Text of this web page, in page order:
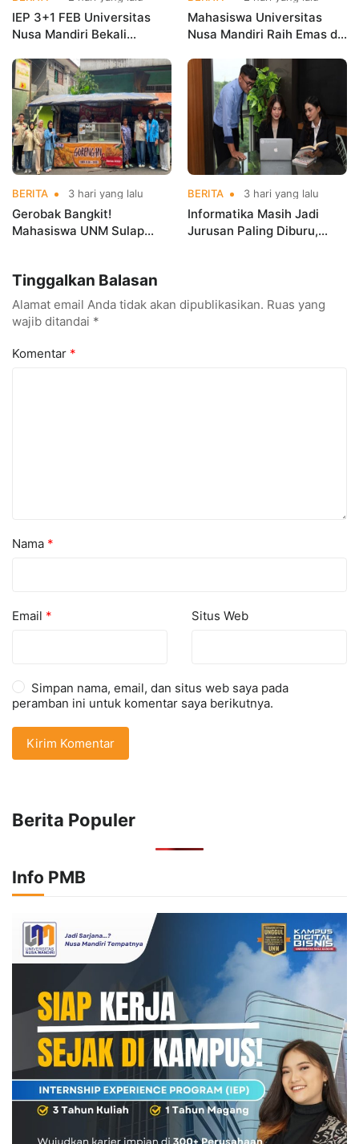
IEP 3+1 FEB Universitas
Nusa Mandiri Bekali
Kerja Sebelum Lulus
Mahasiswa Universitas
Nusa Mandiri Raih Emas di
Indonesia Open
Championships 2026
BERITA 3 hari yang lalu
Gerobak Bangkit!
Mahasiswa UNM Sulap
BERITA 3 hari yang lalu
Informatika Masih Jadi
Jurusan Paling Diburu,
Tinggalkan Balasan
Alamat email Anda tidak akan dipublikasikan. Ruas yang
wajib ditandai *
Komentar *
Nama *
Email * Situs Web
Simpan nama, email, dan situs web saya pada
peramban ini untuk komentar saya berikutnya.
Berita Populer
Info PMB